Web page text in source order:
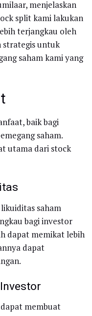
menjelaskan
split kami lakukan
terjangkau oleh
strategis untuk
saham kami yang
baik bagi
saham.
utama dari stock
saham
bagi investor
dapat memikat lebih
dapat
membuat